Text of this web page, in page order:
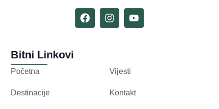
Bitni Linkovi
Početna
Destinacije
Vijesti
Kontakt